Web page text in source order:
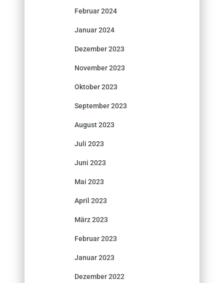
Februar 2024
Januar 2024
Dezember 2023
November 2023
Oktober 2023
September 2023
August 2023
Juli 2023
Juni 2023
Mai 2023
April 2023
März 2023
Februar 2023
Januar 2023
Dezember 2022